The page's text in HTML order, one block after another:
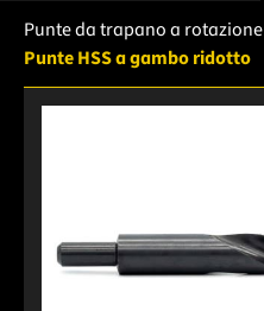
Punte da trapano a rotazione
Punte HSS a gambo ridotto